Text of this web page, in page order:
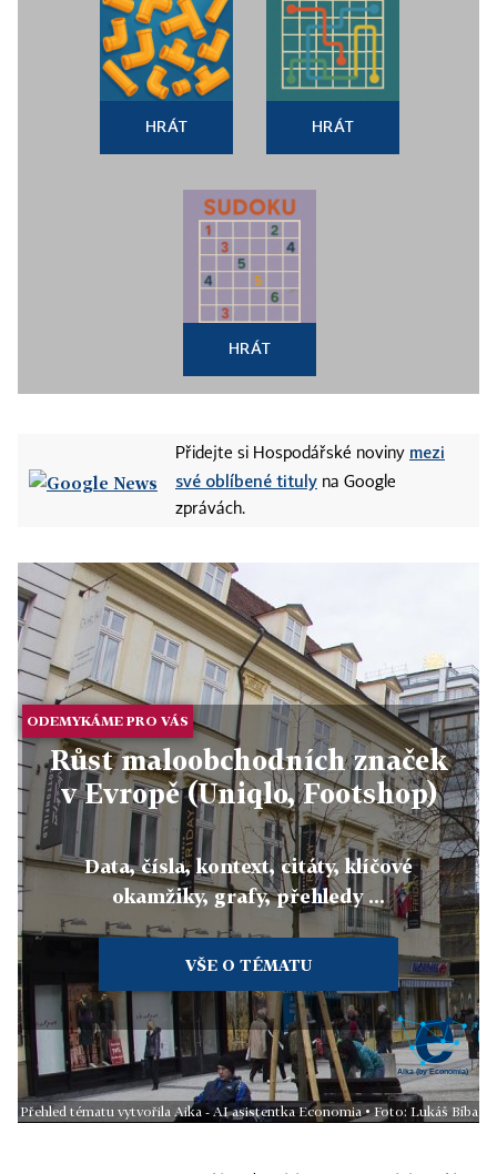
HRÁT HRÁT
HRÁT
Přidejte si Hospodářské noviny mezi
své oblíbené tituly na Google
zprávách.
ODEMYKÁME PRO VÁS
Růst maloobchodních značek
v Evropě (Uniqlo, Footshop)
Data, čísla, kontext, citáty, klíčové
okamžiky, grafy, přehledy ...
VŠE O TÉMATU
Přehled tématu vytvořila Aika - AI asistentka Economia • Foto: Lukáš Bíba